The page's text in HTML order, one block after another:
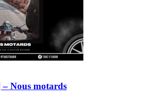
Nous motards